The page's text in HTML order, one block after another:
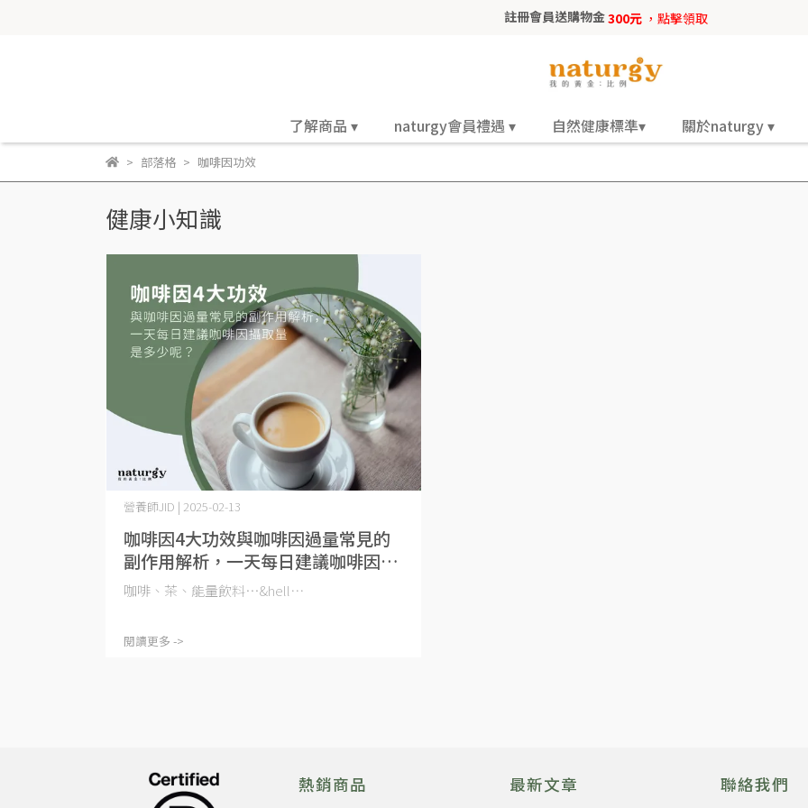
註冊會員送購物金300元 ，點擊領取
了解商品 ▾ naturgy會員禮遇 ▾ 自然健康標準▾ 關於naturgy ▾
部落格 咖啡因功效
健康小知識
咖啡因4大功效與咖啡因過量常見的
副作用解析，一天每日建議咖啡因攝
取量是多少呢？
營養師JID | 2025-02-13
咖啡、茶、能量飲料…&hell⋯
閱讀更多 ->
熱銷商品 最新文章 聯絡我們